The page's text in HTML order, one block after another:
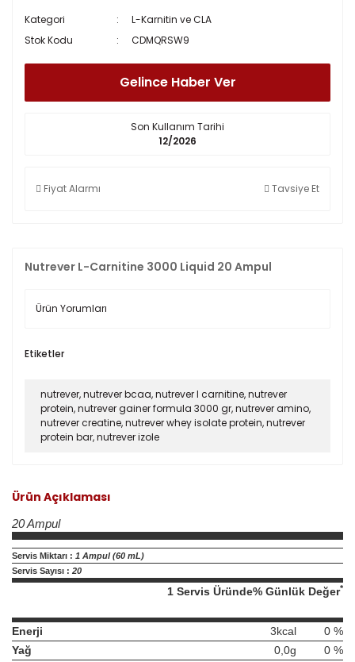
Nutrever L-Carnitine 3000 Liquid 20 Ampul
Ürün Yorumları
Etiketler
nutrever,nutrever bcaa,nutrever l carnitine,nutrever
protein,nutrever gainer formula 3000 gr,nutrever amino,
nutrever creatine,nutrever whey isolate protein,nutrever
protein bar,nutrever izole
Kategori
L-Karnitin ve CLA
Stok Kodu
CDMQRSW9
Gelince Haber Ver
Son Kullanım Tarihi
12/2026
Fiyat Alarmı Tavsiye Et
Ürün Açıklaması
20 Ampul
Servis Miktarı : 1 Ampul (60 mL)
Servis Sayısı : 20
1 Servis Üründe% Günlük Değer*
3kcal 0 %
Enerji
0,0g
0 %
Yağ